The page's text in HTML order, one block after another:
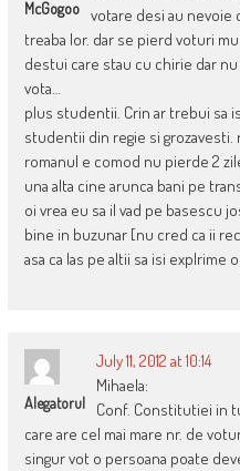
McGogoo
votare desi au nevoie
treaba lor. dar se pierd voturi
destui care stau cu chirie dar
vota…
plus studentii. Crin ar trebui sa
studentii din regie si grozavesti.
romanul e comod nu pierde 2
una alta cine arunca bani pe
oi vrea eu sa il vad pe basescu
bine in buzunar [nu cred ca ii
asa ca las pe altii sa isi explrime
Alegatorul
July 11, 2012 at 10:14
Mihaela:
Conf. Constitutiei in
care are cel mai mare nr. de
singur vot o persoana poate